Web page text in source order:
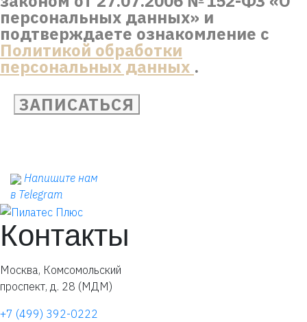
персональных данных» и
подтверждаете ознакомление с
Политикой обработки
персональных данных .
ЗАПИСАТЬСЯ
Напишите нам
в Telegram
Контакты
Москва, Комсомольский
проспект, д. 28 (МДМ)
+7 (499) 392-0222